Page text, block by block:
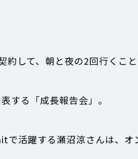
約して、朝と夜の2回行くこと
する「成長報告会」。
活躍する瀬沼涼さんは、オ